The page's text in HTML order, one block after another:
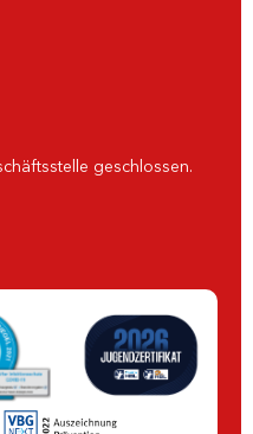
geschlossen.